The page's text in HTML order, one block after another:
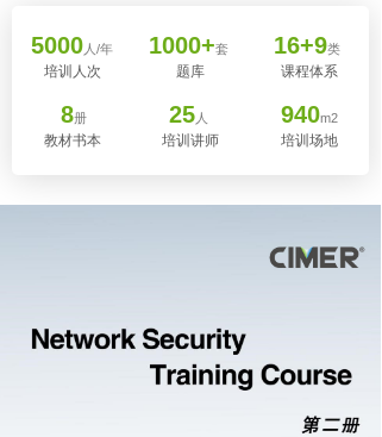
5000人/年
培训人次
1000+套
题库
16+9类
课程体系
8册
教材书本
25人
培训讲师
940m2
培训场地